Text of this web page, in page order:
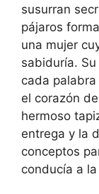
susurran
pájaros
una mujer
sabiduría.
cada
el corazón
hermoso
entrega y la
conceptos
conducía a